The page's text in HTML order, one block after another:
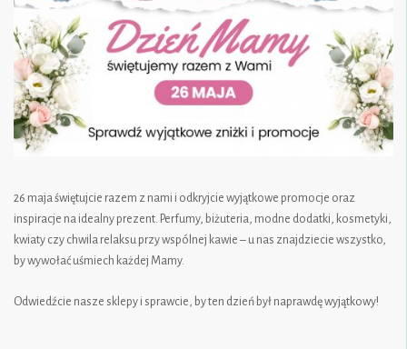
26 maja świętujcie razem z nami i odkryjcie wyjątkowe promocje oraz
inspiracje na idealny prezent. Perfumy, biżuteria, modne dodatki, kosmetyki,
kwiaty czy chwila relaksu przy wspólnej kawie – u nas znajdziecie wszystko,
by wywołać uśmiech każdej Mamy.
Odwiedźcie nasze sklepy i sprawcie, by ten dzień był naprawdę wyjątkowy!